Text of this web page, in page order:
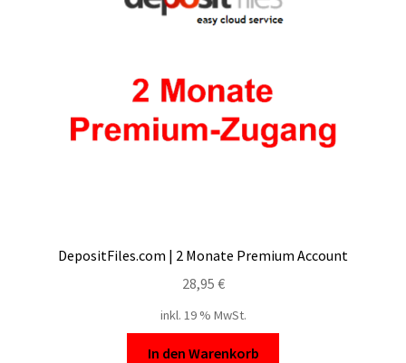
DepositFiles.com | 2 Monate Premium Account
28,95 €
inkl. 19 % MwSt.
In den Warenkorb